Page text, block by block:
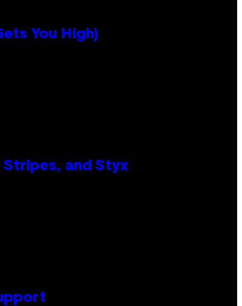
You High)
Stripes, and Styx